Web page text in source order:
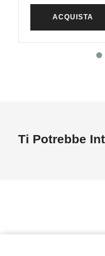
ACQUISTA
Ti Potrebbe